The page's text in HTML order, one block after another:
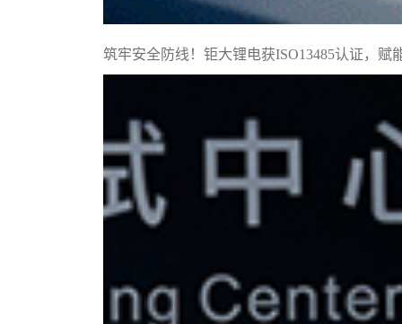
筑牢安全防线！钜大锂电获ISO13485认证，赋